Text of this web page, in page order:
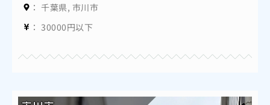
： 千葉県, 市川市
： 30000円以下